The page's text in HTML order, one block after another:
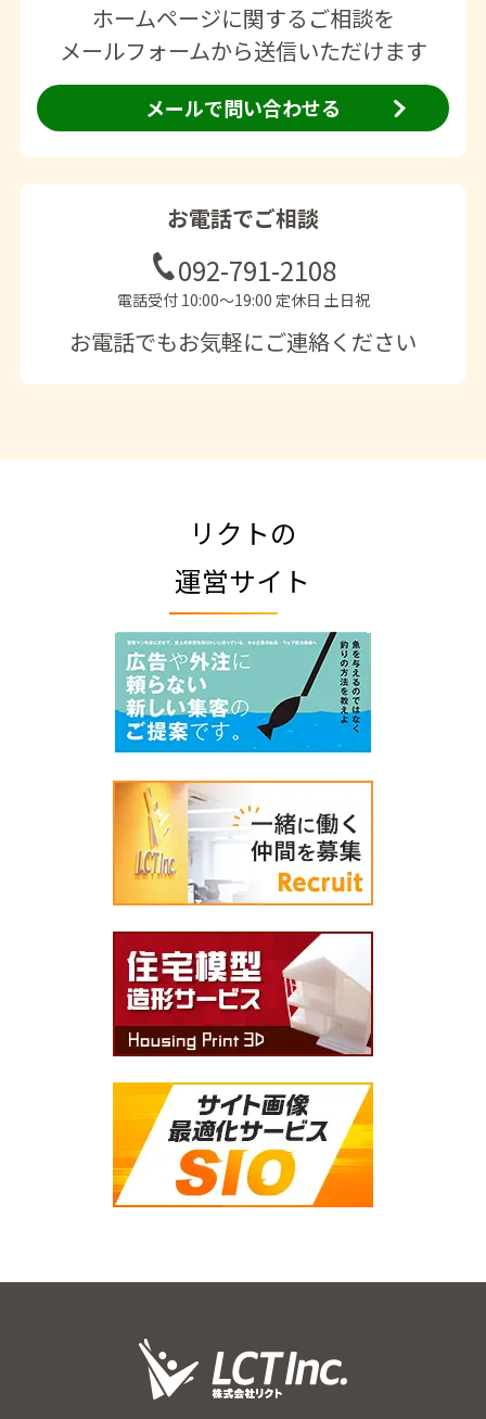
ホームページに関するご相談を
メールフォームから送信いただけます
メールで問い合わせる
お電話でご相談
092-791-2108
電話受付 10:00〜19:00 定休日 土日祝
お電話でもお気軽にご連絡ください
リクトの
運営サイト